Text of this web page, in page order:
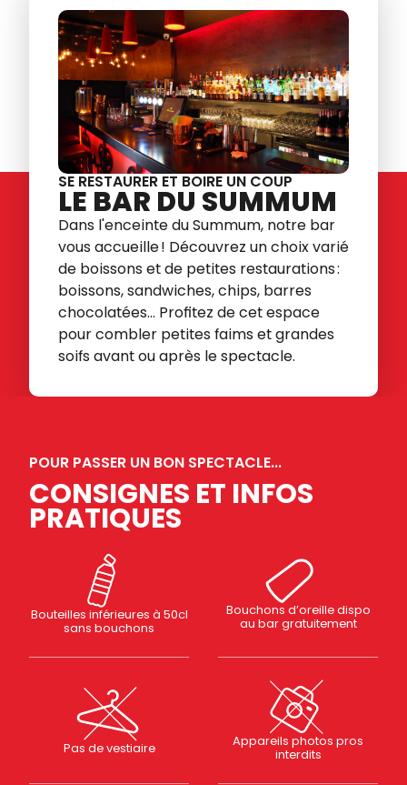
SE RESTAURER ET BOIRE UN COUP
LE BAR DU SUMMUM
Dans l'enceinte du Summum, notre bar
vous accueille ! Découvrez un choix varié
de boissons et de petites restaurations :
boissons, sandwiches, chips, barres
chocolatées... Profitez de cet espace
pour combler petites faims et grandes
soifs avant ou après le spectacle.
POUR PASSER UN BON SPECTACLE...
CONSIGNES ET INFOS
PRATIQUES
Bouteilles inférieures à 50cl
sans bouchons
Bouchons d’oreille dispo
au bar gratuitement
Pas de vestiaire Appareils photos pros
interdits